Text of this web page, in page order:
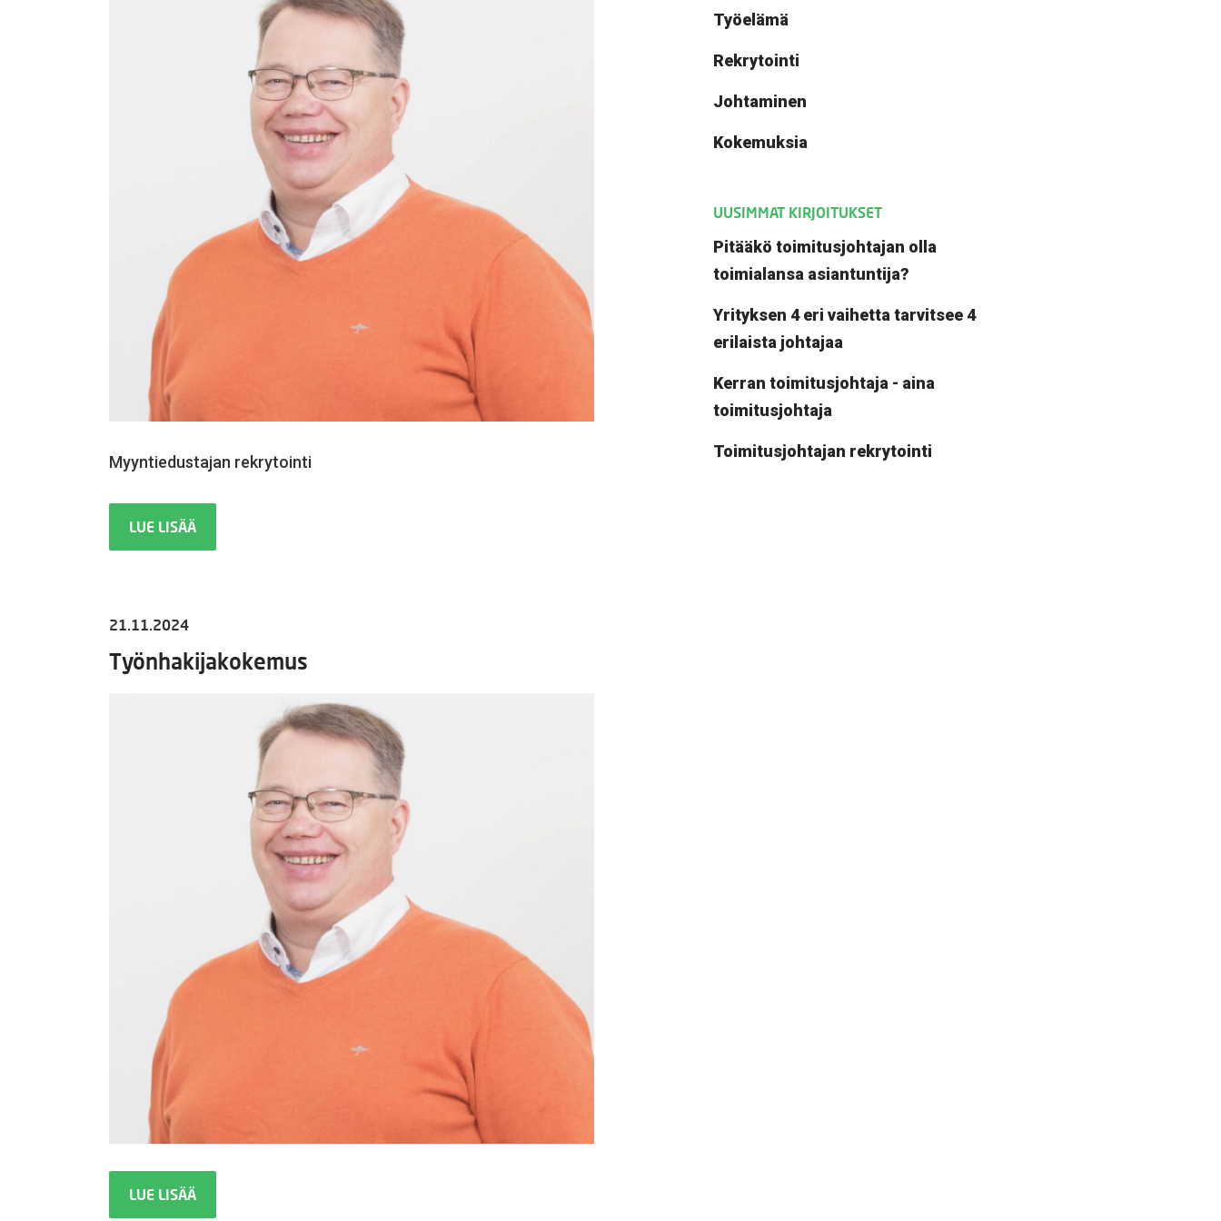
Myyntiedustajan rekrytointi
LUE LISÄÄ
21.11.2024
Työnhakijakokemus
LUE LISÄÄ
Työelämä
Rekrytointi
Johtaminen
Kokemuksia
UUSIMMAT KIRJOITUKSET
Pitääkö toimitusjohtajan olla
toimialansa asiantuntija?
Yrityksen 4 eri vaihetta tarvitsee 4
erilaista johtajaa
Kerran toimitusjohtaja - aina
toimitusjohtaja
Toimitusjohtajan rekrytointi